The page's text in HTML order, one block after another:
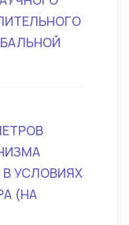
УСЛОВИЯХ
(НА